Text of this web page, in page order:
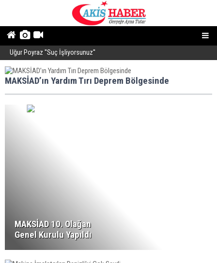
Uğur Poyraz ''Suç İşliyorsunuz''
MAKSİAD’ın Yardım Tırı Deprem Bölgesinde
MAKSİAD 10. Olağan
Genel Kurulu Yapıldı